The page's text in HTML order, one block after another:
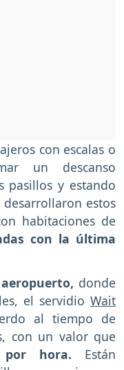
con escalas o
un descanso
pasillos y estando
estos
habitaciones de
con la última
donde
el servidio Wait
al tiempo de
con un valor que
por hora. Están